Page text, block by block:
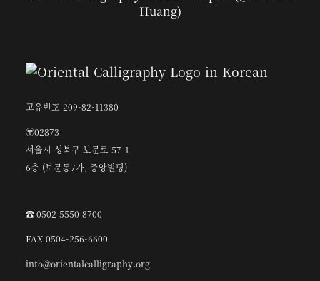
Huang)
고유번호 209-82-11380
〶02873
서울시 성북구 보문로 57-1
6층 (보문동7가, 중앙빌딩)
☎︎ 0502-5550-8700
FAX 0504-256-6600
info@orientalcalligraphy.org